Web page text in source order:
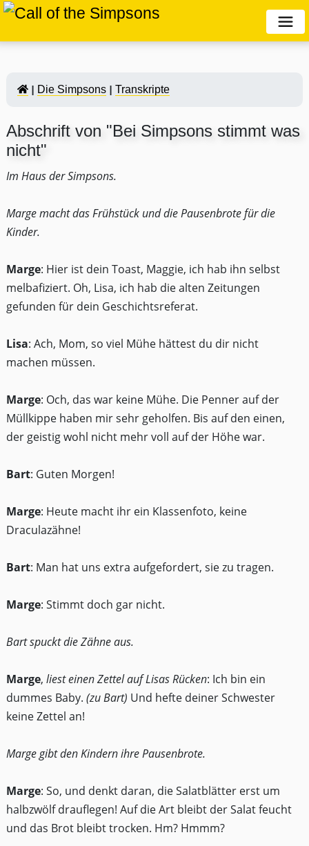
Die Simpsons Transkripte
Abschrift von "Bei Simpsons stimmt was
nicht"
Im Haus der Simpsons.
Marge macht das Frühstück und die Pausenbrote für die
Kinder.
Marge: Hier ist dein Toast, Maggie, ich hab ihn selbst
melbafiziert. Oh, Lisa, ich hab die alten Zeitungen
gefunden für dein Geschichtsreferat.
Lisa: Ach, Mom, so viel Mühe hättest du dir nicht
machen müssen.
Marge: Och, das war keine Mühe. Die Penner auf der
Müllkippe haben mir sehr geholfen. Bis auf den einen,
der geistig wohl nicht mehr voll auf der Höhe war.
Bart: Guten Morgen!
Marge: Heute macht ihr ein Klassenfoto, keine
Draculazähne!
Bart: Man hat uns extra aufgefordert, sie zu tragen.
Marge: Stimmt doch gar nicht.
Bart spuckt die Zähne aus.
Marge, liest einen Zettel auf Lisas Rücken: Ich bin ein
dummes Baby. (zu Bart) Und hefte deiner Schwester
keine Zettel an!
Marge gibt den Kindern ihre Pausenbrote.
Marge: So, und denkt daran, die Salatblätter erst um
halbzwölf drauflegen! Auf die Art bleibt der Salat feucht
und das Brot bleibt trocken. Hm? Hmmm?